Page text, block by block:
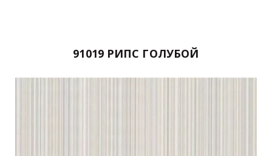
91019 РИПС ГОЛУБОЙ